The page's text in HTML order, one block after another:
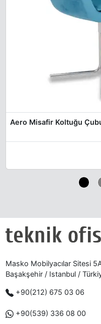
Aero Misafir Koltuğu
Masko Mobilyacılar Sitesi
Başakşehir / Istanbul /
+90(212) 675 03 06
+90(539) 336 08 00